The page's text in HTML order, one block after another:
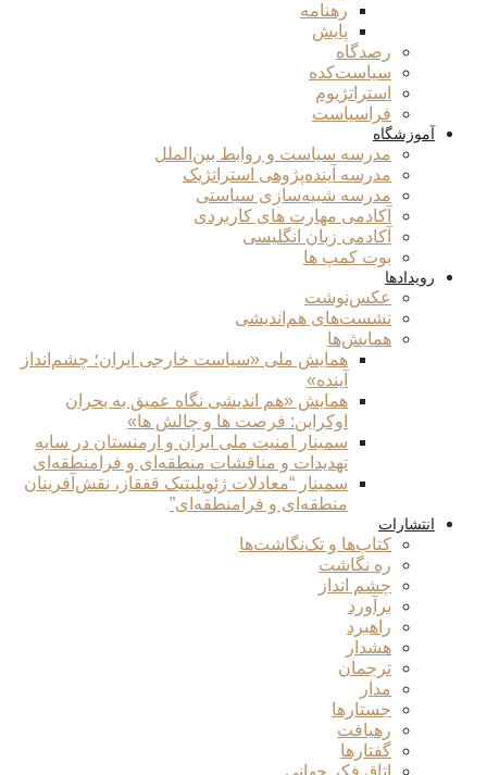
رهنامه
پایش
رصدگاه
سیاست‌کده
استراتژیوم
فراسیاست
آموزشگاه
مدرسه سیاست و روابط بین‌الملل
مدرسه آینده‌پژوهی استراتژیک
مدرسه شبیه‌سازی سیاستی
آکادمی مهارت های کاربردی
آکادمی زبان انگلیسی
بوت کمپ ها
رویدادها
عکس‌نوشت
نشست‌های هم‌اندیشی
همایش‌ها
همایش ملی «سیاست خارجی ایران؛ چشم‌انداز
آینده»
همایش «هم اندیشی نگاه عمیق به بحران
اوکراین: فرصت ها و چالش ها»
سمینار امنیت ملی ایران و ارمنستان در سایه
تهدیدات و مناقشات منطقه‌ای و فرامنطقه‌ای
سمینار “معادلات ژئوپلیتیک قفقاز، نقش‌آفرینان
منطقه‌ای و فرامنطقه‌ای”
انتشارات
کتاب‌ها و تک‌نگاشت‌ها
ره نگاشت
چشم انداز
برآورد
راهبرد
هشدار
ترجمان
مدار
جستارها
رهیافت
گفتارها
اتاق فکر جهانی